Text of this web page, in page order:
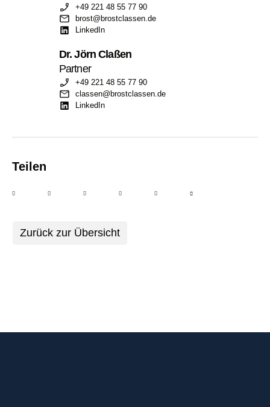
+49 221 48 55 77 90
brost@brostclassen.de
LinkedIn
Dr. Jörn Claßen
Partner
+49 221 48 55 77 90
classen@brostclassen.de
LinkedIn
Teilen
Zurück zur Übersicht